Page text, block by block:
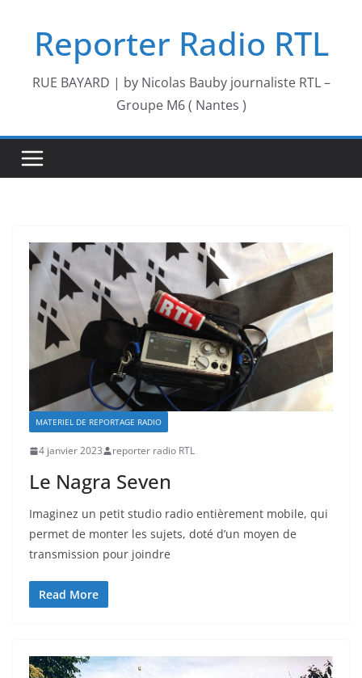
contenuReporter Radio RTL
RUE BAYARD | by Nicolas Bauby journaliste RTL –
Groupe M6 ( Nantes )
MATERIEL DE REPORTAGE RADIO
4 janvier 2023 reporter radio RTL
Le Nagra Seven
Imaginez un petit studio radio entièrement mobile, qui
permet de monter les sujets, doté d’un moyen de
transmission pour joindre
Read More